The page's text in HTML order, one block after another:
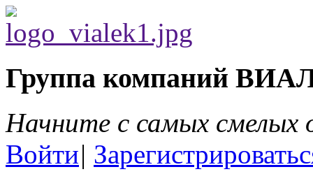
Группа компаний
Начните с самых
Войти|